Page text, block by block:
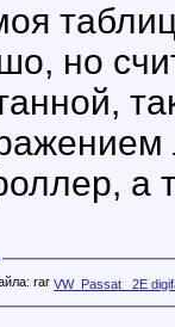
но
а
VW_Passat_ 2E